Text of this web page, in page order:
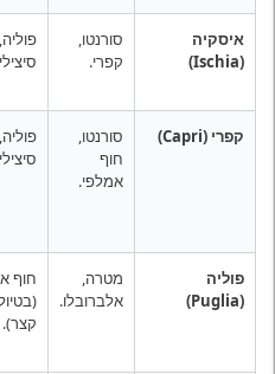
איסקיה
(Ischia)
סורנטו,
קפרי.
פוליה,
קפרי (Capri)
סורנטו,
חוף
אמלפי.
פוליה,
פוליה
(Puglia)
מטרה,
אלברובלו.
חוף
קצר).